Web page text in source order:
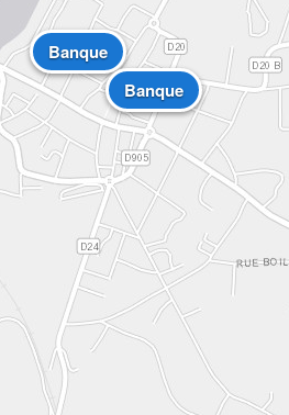
Banque
Banque